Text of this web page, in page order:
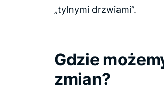
„tylnymi drzwiami”.
Gdzie
zmian?